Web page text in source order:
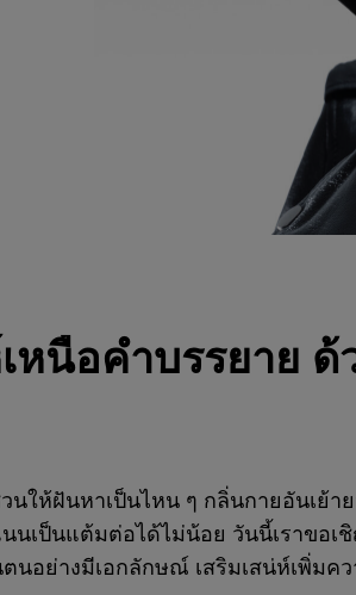
เหนือคำบรรยาย
ให้ฝันหาเป็นไหน ๆ กลิ่นกายอันเย้
นเป็นแต้มต่อได้ไม่น้อย วันนี้เราขอเ
ตนอย่างมีเอกลักษณ์ เสริมเสน่ห์เพิ่ม